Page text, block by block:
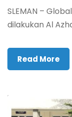
SLEMAN –
dilakukan Al
Read More